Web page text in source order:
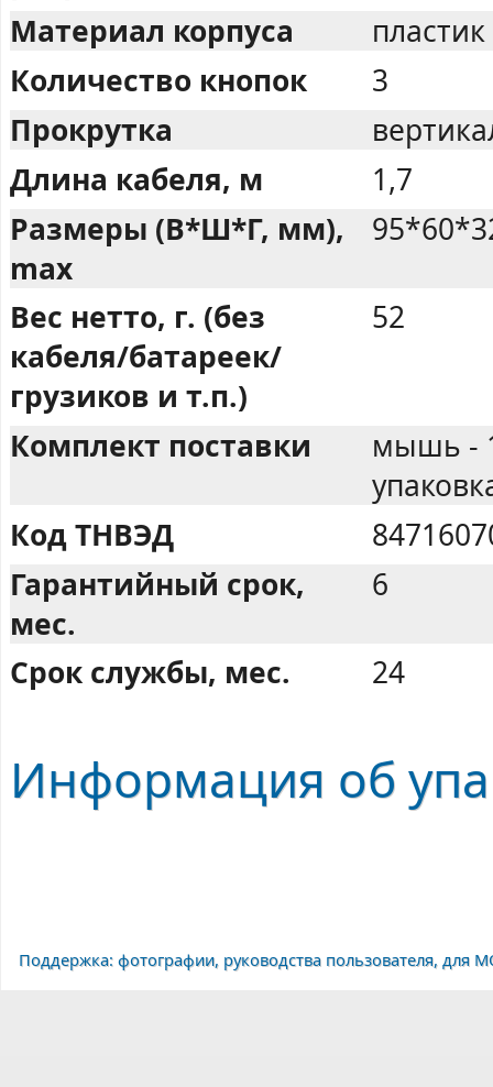
Материал корпуса
пластик
Количество кнопок
3
Прокрутка
Длина кабеля, м
1,7
Размеры (В*Ш*Г, мм),
max
Вес нетто, г. (без
кабеля/батареек/
грузиков и т.п.)
52
Комплект поставки
мышь -
Код ТНВЭД
Гарантийный срок,
мес.
6
Срок службы, мес. 24
Информация об
Поддержка: фотографии, руководства пользователя, для